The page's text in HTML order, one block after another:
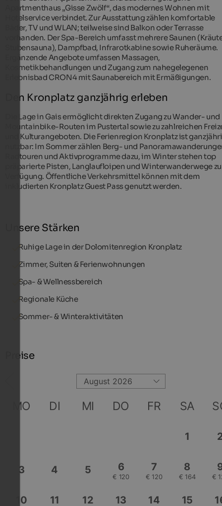
Apartmenthaus „Gisse Zwölf“, das modernes Wohnen mit
Hotelservice verbindet. Zur Ausstattung zählen komfortable
Bäder, TV und WLAN; teilweise sind Balkon oder Terrasse
vorhanden. Der Spa-Bereich umfasst mehrere Saunen
Stubensauna), Dampfbad, Infrarotkabine sowie Ruheräume.
Ergänzende Angebote umfassen Massagen,
Kosmetikbehandlungen und Zugang zum nahegelegenen
Erlebnisbad CRON4 mit Saunabereich mit Ermäßigungen.
Den Kronplatz ganzjährig erleben
Die Lage in Gais ermöglicht direkten Zugang zu Wander- und
Mountainbike-Routen im Pustertal sowie zu zahlreichen
und Kulturangeboten. Die Ferienregion Kronplatz ist
nutzbar: Im Sommer zählen Berg- und
Radtouren und Aktivprogramme dazu, im Winter stehen top
präparierte Pisten, Langlaufloipen und Winterwanderwege
Verfügung. Öffentliche Verkehrsmittel können mit dem
inkludierten Kronplatz Guest Pass genutzt werden.
Unsere Stärken
Ruhige Lage in der Dolomitenregion Kronplatz
Zimmer, Suiten & Ferienwohnungen
Spa- & Wellnessbereich
Regionale Küche
Sommer- & Winteraktivitäten
Preise